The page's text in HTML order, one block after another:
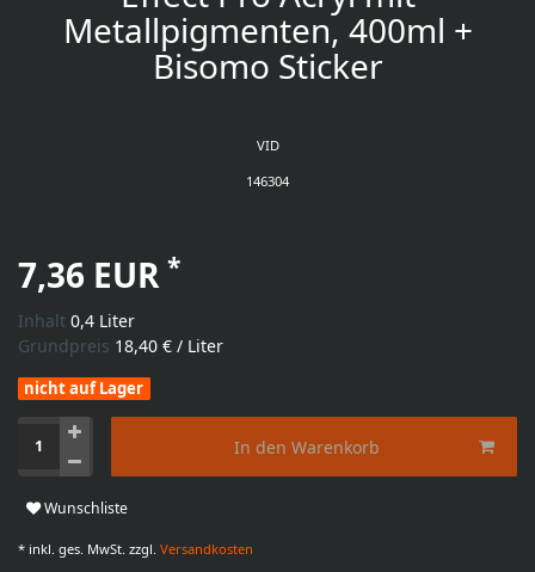
Metallpigmenten, 400ml +
Bisomo Sticker
VID
146304
7,36 EUR *
Inhalt 0,4 Liter
Grundpreis 18,40 € / Liter
nicht auf Lager
In den Warenkorb
Wunschliste
* inkl. ges. MwSt. zzgl. Versandkosten